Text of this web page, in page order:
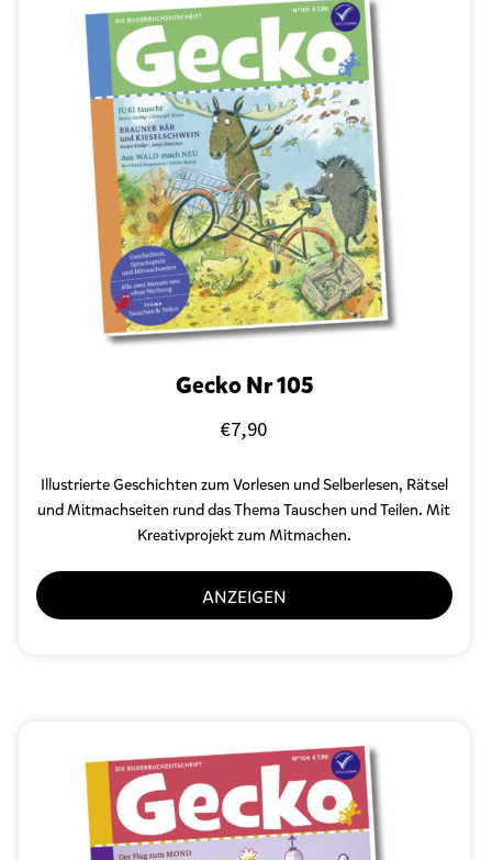
Gecko Nr 105
€7,90
Illustrierte Geschichten zum Vorlesen und Selberlesen, Rätsel
und Mitmachseiten rund das Thema Tauschen und Teilen. Mit
Kreativprojekt zum Mitmachen.
ANZEIGEN